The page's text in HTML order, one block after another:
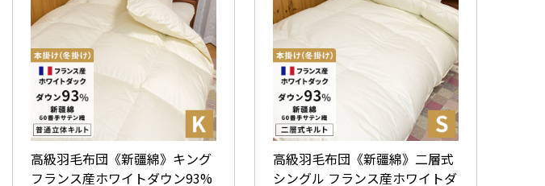
高級羽毛布団《新疆綿》キング
フランス産ホワイトダウン93%
高級羽毛布団《新疆綿》二層式
シングル フランス産ホワイトダ